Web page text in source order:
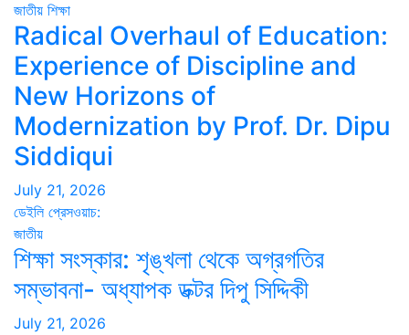
জাতীয় শিক্ষা
Radical Overhaul of Education:
Experience of Discipline and
New Horizons of
Modernization by Prof. Dr. Dipu
Siddiqui
July 21, 2026
ডেইলি প্রেসওয়াচ:
জাতীয়
শিক্ষা সংস্কার: শৃঙ্খলা থেকে অগ্রগতির
সম্ভাবনা- অধ্যাপক ডক্টর দিপু সিদ্দিকী
July 21, 2026